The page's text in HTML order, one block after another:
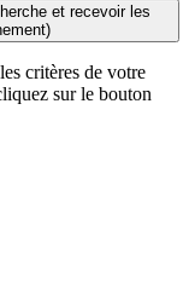
et recevoir les
critères de votre
sur le bouton